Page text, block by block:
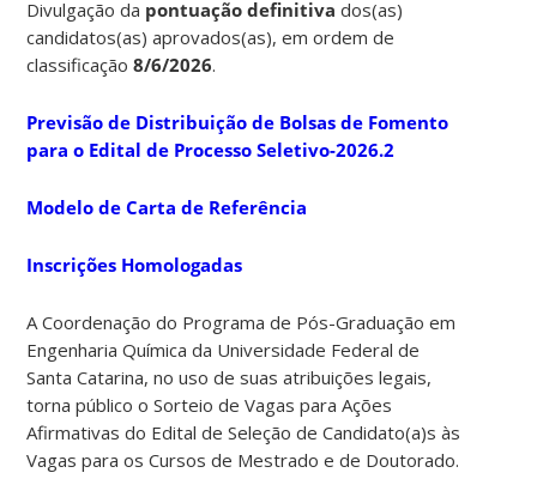
Divulgação da pontuação definitivados(as)
candidatos(as) aprovados(as), em ordem de
classificação8/6/2026.
Previsão de Distribuição de Bolsas de Fomento
para o Edital de Processo Seletivo-2026.2
Modelo de Carta de Referência
Inscrições Homologadas
A Coordenação do Programa de Pós-Graduação em
Engenharia Química da Universidade Federal de
Santa Catarina, no uso de suas atribuições legais,
torna público o Sorteio de Vagas para Ações
Afirmativas do Edital de Seleção de Candidato(a)s às
Vagas para os Cursos de Mestrado e de Doutorado.